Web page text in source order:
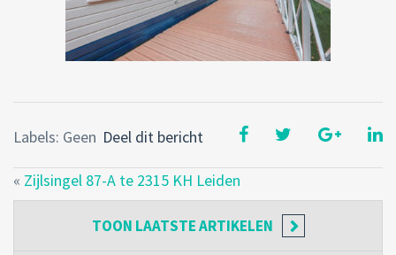
Deel dit bericht
Labels: Geen
« Zijlsingel 87-A te 2315 KH Leiden
TOON LAATSTE ARTIKELEN